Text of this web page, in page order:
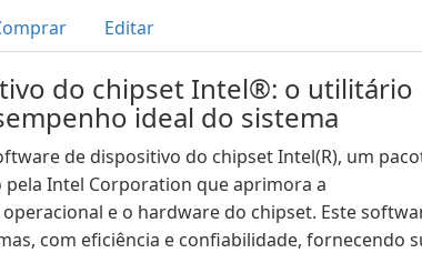
Editar
do chipset Intel®: o utilitário
ideal do sistema
de dispositivo do chipset Intel(R), um
Intel Corporation que aprimora a
e o hardware do chipset. Este
com eficiência e confiabilidade, fornecendo